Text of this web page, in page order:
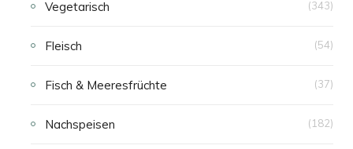
Vegetarisch (343)
Fleisch (54)
Fisch & Meeresfrüchte (37)
Nachspeisen (182)